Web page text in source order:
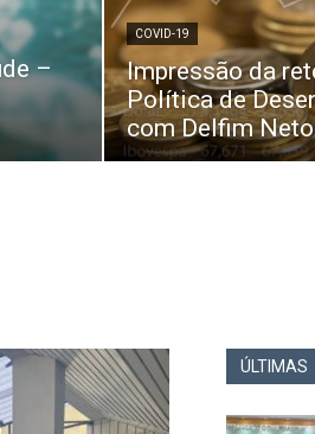
–
COVID-19
Impressão da
Política de
com Delfim
ÚLTIMAS